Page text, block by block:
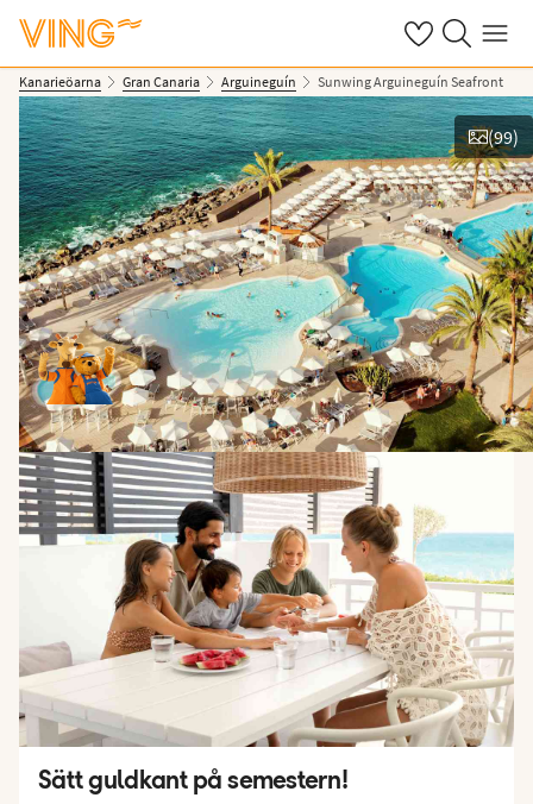
Se dinaSök på ving.se
Meny
Kanarieöarna Gran Canaria Arguineguín Sunwing Arguineguín Seafront
Se bilder & film
(99)
Sätt guldkant på semestern!